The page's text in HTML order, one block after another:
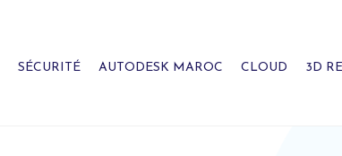
SÉCURITÉ AUTODESK MAROC CLOUD 3D